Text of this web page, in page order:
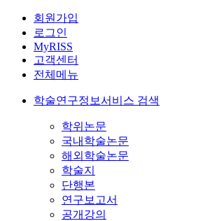
회원가입
로그인
MyRISS
고객센터
전체메뉴
학술연구정보서비스 검색
학위논문
국내학술논문
해외학술논문
학술지
단행본
연구보고서
공개강의